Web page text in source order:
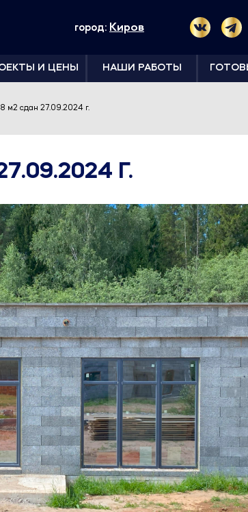
город: Киров
И ЦЕНЫ НАШИ РАБОТЫ
м2 сдан 27.09.2024 г.
Г.